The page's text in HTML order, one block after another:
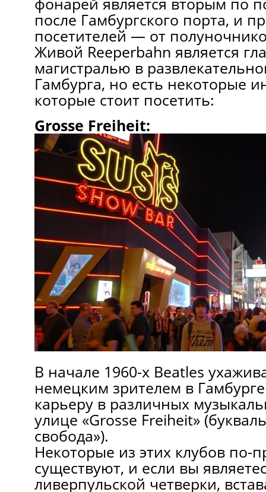
после Гамбургского порта, и
посетителей — от
Живой Reeperbahn является
магистралью в
Гамбурга, но есть некоторые
которые стоит посетить:
Grosse Freiheit:
В начале 1960-х Beatles
немецким зрителем в
карьеру в различных
улице «Grosse Freiheit»
свобода»).
Некоторые из этих клубов по-
существуют, и если вы
ливерпульской четверки,